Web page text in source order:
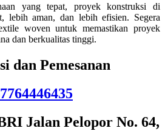
yang tepat, proyek konstruksi di
lebih aman, dan lebih efisien. Segera
woven untuk memastikan proyek
dan berkualitas tinggi.
dan Pemesanan
Jalan Pelopor No. 64,